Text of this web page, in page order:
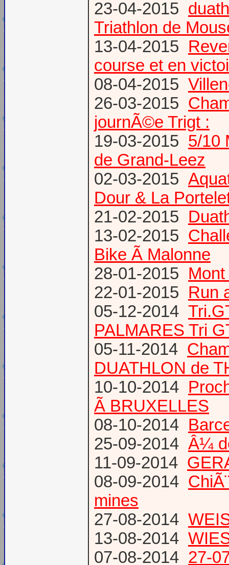
23-04-2015
Triathlon de
13-04-2015
course et en
08-04-2015
26-03-2015
journÃ©e Trigt :
19-03-2015 5/10
de Grand-Leez
02-03-2015
Dour & La
21-02-2015
13-02-2015
Bike Ã Malonne
28-01-2015
22-01-2015 Run
05-12-2014
PALMARES Tri
05-11-2014
DUATHLON de
10-10-2014
Ã BRUXELLES
08-10-2014
25-09-2014 Â¼
11-09-2014
08-09-2014
mines
27-08-2014
13-08-2014
07-08-2014 27-